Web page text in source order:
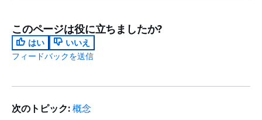
このページは役に立ちましたか?
はい
いいえ
フィードバックを送信
次のトピック: 概念